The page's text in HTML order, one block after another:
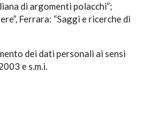
di argomenti polacchi”;
Ferrara: “Saggi e ricerche di
dei dati personali ai sensi
e s.m.i.